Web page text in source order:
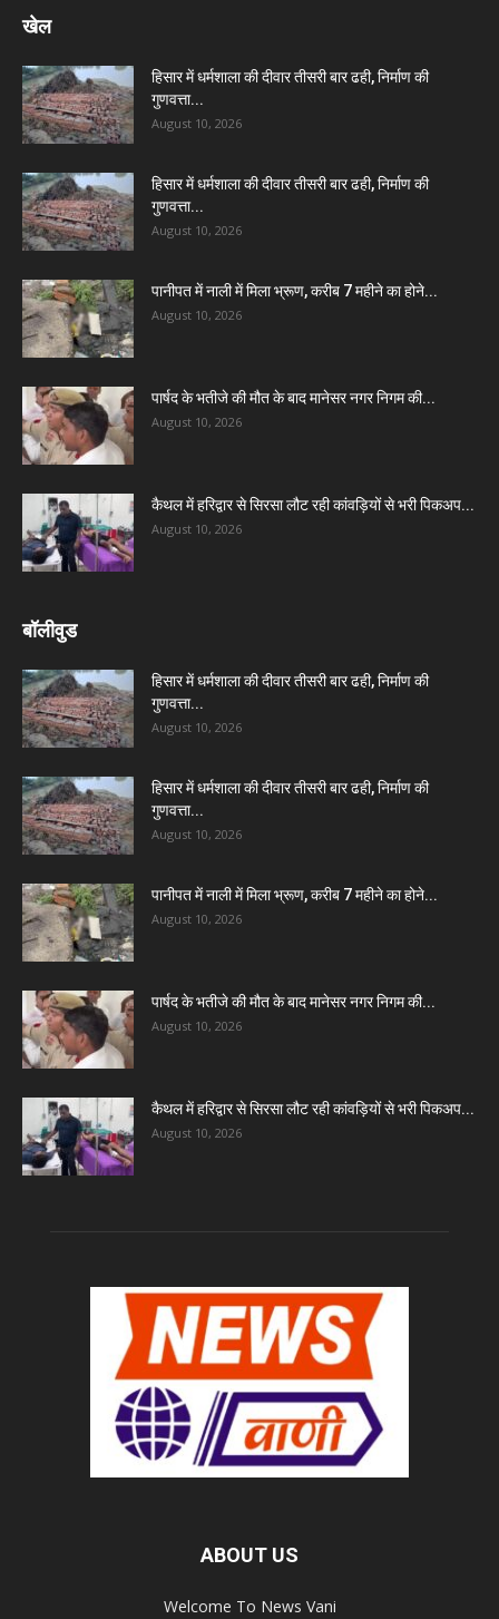
खेल
हिसार में धर्मशाला की दीवार तीसरी बार ढही, निर्माण की
गुणवत्ता...
August 10, 2026
हिसार में धर्मशाला की दीवार तीसरी बार ढही, निर्माण की
गुणवत्ता...
August 10, 2026
पानीपत में नाली में मिला भ्रूण, करीब 7 महीने का होने...
August 10, 2026
पार्षद के भतीजे की मौत के बाद मानेसर नगर निगम की...
August 10, 2026
कैथल में हरिद्वार से सिरसा लौट रही कांवड़ियों से भरी पिकअप...
August 10, 2026
बॉलीवुड
हिसार में धर्मशाला की दीवार तीसरी बार ढही, निर्माण की
गुणवत्ता...
August 10, 2026
हिसार में धर्मशाला की दीवार तीसरी बार ढही, निर्माण की
गुणवत्ता...
August 10, 2026
पानीपत में नाली में मिला भ्रूण, करीब 7 महीने का होने...
August 10, 2026
पार्षद के भतीजे की मौत के बाद मानेसर नगर निगम की...
August 10, 2026
कैथल में हरिद्वार से सिरसा लौट रही कांवड़ियों से भरी पिकअप...
August 10, 2026
ABOUT US
Welcome To News Vani